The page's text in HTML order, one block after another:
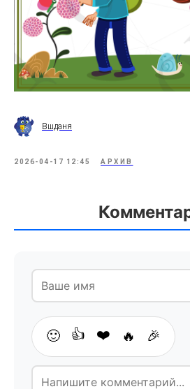
Вшданя
2026-04-17 12:45 АРХИВ
🙂 👍 ❤️ 🔥 🎉